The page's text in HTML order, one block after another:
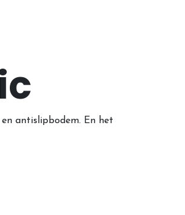
antislipbodem. En het